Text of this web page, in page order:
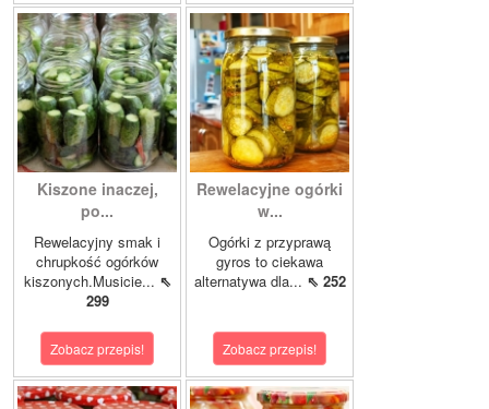
Kiszone inaczej,
po...
Rewelacyjny smak i
chrupkość ogórków
kiszonych.Musicie... ⇖
299
Zobacz przepis!
Rewelacyjne ogórki
w...
Ogórki z przyprawą
gyros to ciekawa
alternatywa dla... ⇖ 252
Zobacz przepis!